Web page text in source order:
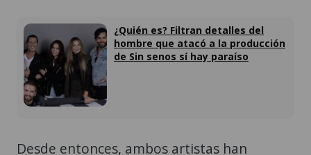
¿Quién es? Filtran detalles del
hombre que atacó a la producción
de Sin senos sí hay paraíso
Desde entonces, ambos artistas han